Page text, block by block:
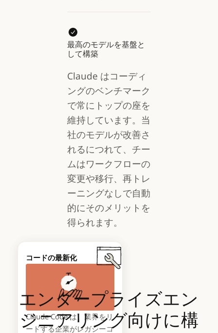
最高のモデルを基盤と
して構築
Claude はコーディ
ングのベンチマーク
で常にトップの座を
維持しています。当
社のモデルが改善さ
れるにつれて、チー
ムはワークフローの
変更や移行、再トレ
ーニングなしで自動
的にそのメリットを
得られます。
2026 年 Agentic Coding
AI はソフトウェアの構築
コードの最新化
Claude Code は、業界をリ
ードする企業がレガシーコ
エンタープライズエン
ジニアリング向けに構